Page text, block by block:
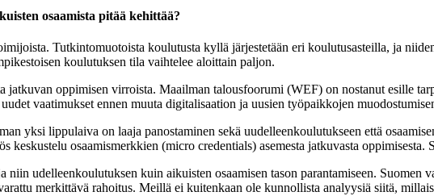
osaamista pitää kehittää?
Tutkintomuotoista koulutusta kyllä järjestetään eri koulutusasteilla, ja
koulutuksen tila vaihtelee aloittain paljon.
jatkuvan oppimisen virroista. Maailman talousfoorumi (WEF) on nostanut esille
vaatimukset ennen muuta digitalisaation ja uusien työpaikkojen
yksi lippulaiva on laaja panostaminen sekä uudelleenkoulutukseen että
keskustelu osaamismerkkien (micro credentials) asemesta jatkuvasta
niin udelleenkoulutuksen kuin aikuisten osaamisen tason parantamiseen.
merkittävä rahoitus. Meillä ei kuitenkaan ole kunnollista analyysiä siitä,